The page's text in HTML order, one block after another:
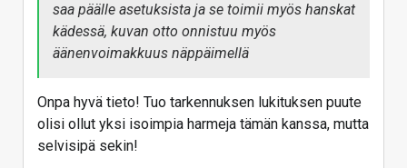
saa päälle asetuksista ja se toimii myös hanskat
kädessä, kuvan otto onnistuu myös
äänenvoimakkuus näppäimellä
Onpa hyvä tieto! Tuo tarkennuksen lukituksen puute
olisi ollut yksi isoimpia harmeja tämän kanssa, mutta
selvisipä sekin!